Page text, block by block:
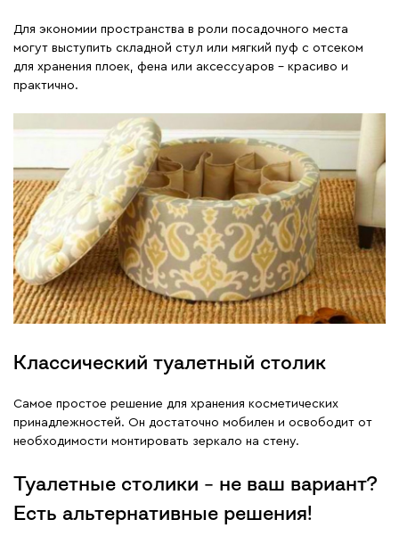
Для экономии пространства в роли посадочного места
могут выступить складной стул или мягкий пуф с отсеком
для хранения плоек, фена или аксессуаров – красиво и
практично.
Классический туалетный столик
Самое простое решение для хранения косметических
принадлежностей. Он достаточно мобилен и освободит от
необходимости монтировать зеркало на стену.
Туалетные столики – не ваш вариант?
Есть альтернативные решения!